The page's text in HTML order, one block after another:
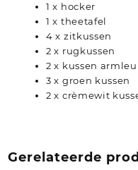
1 x hocker
1 x theetafel
4 x zitkussen
2 x rugkussen
2 x kussen
3 x groen kussen
2 x crèmewit
Gerelateerde